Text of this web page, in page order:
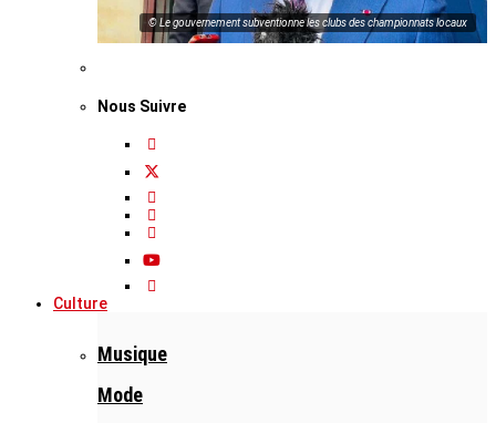
© Le gouvernement subventionne les clubs des championnats locaux
Nous Suivre
Culture
Musique
Mode